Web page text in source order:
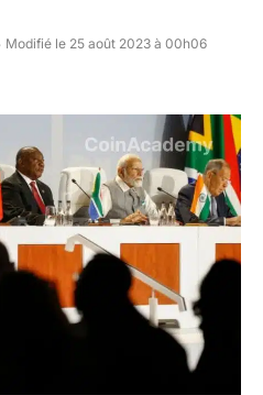
Modifié le 25 août 2023 à 00h06